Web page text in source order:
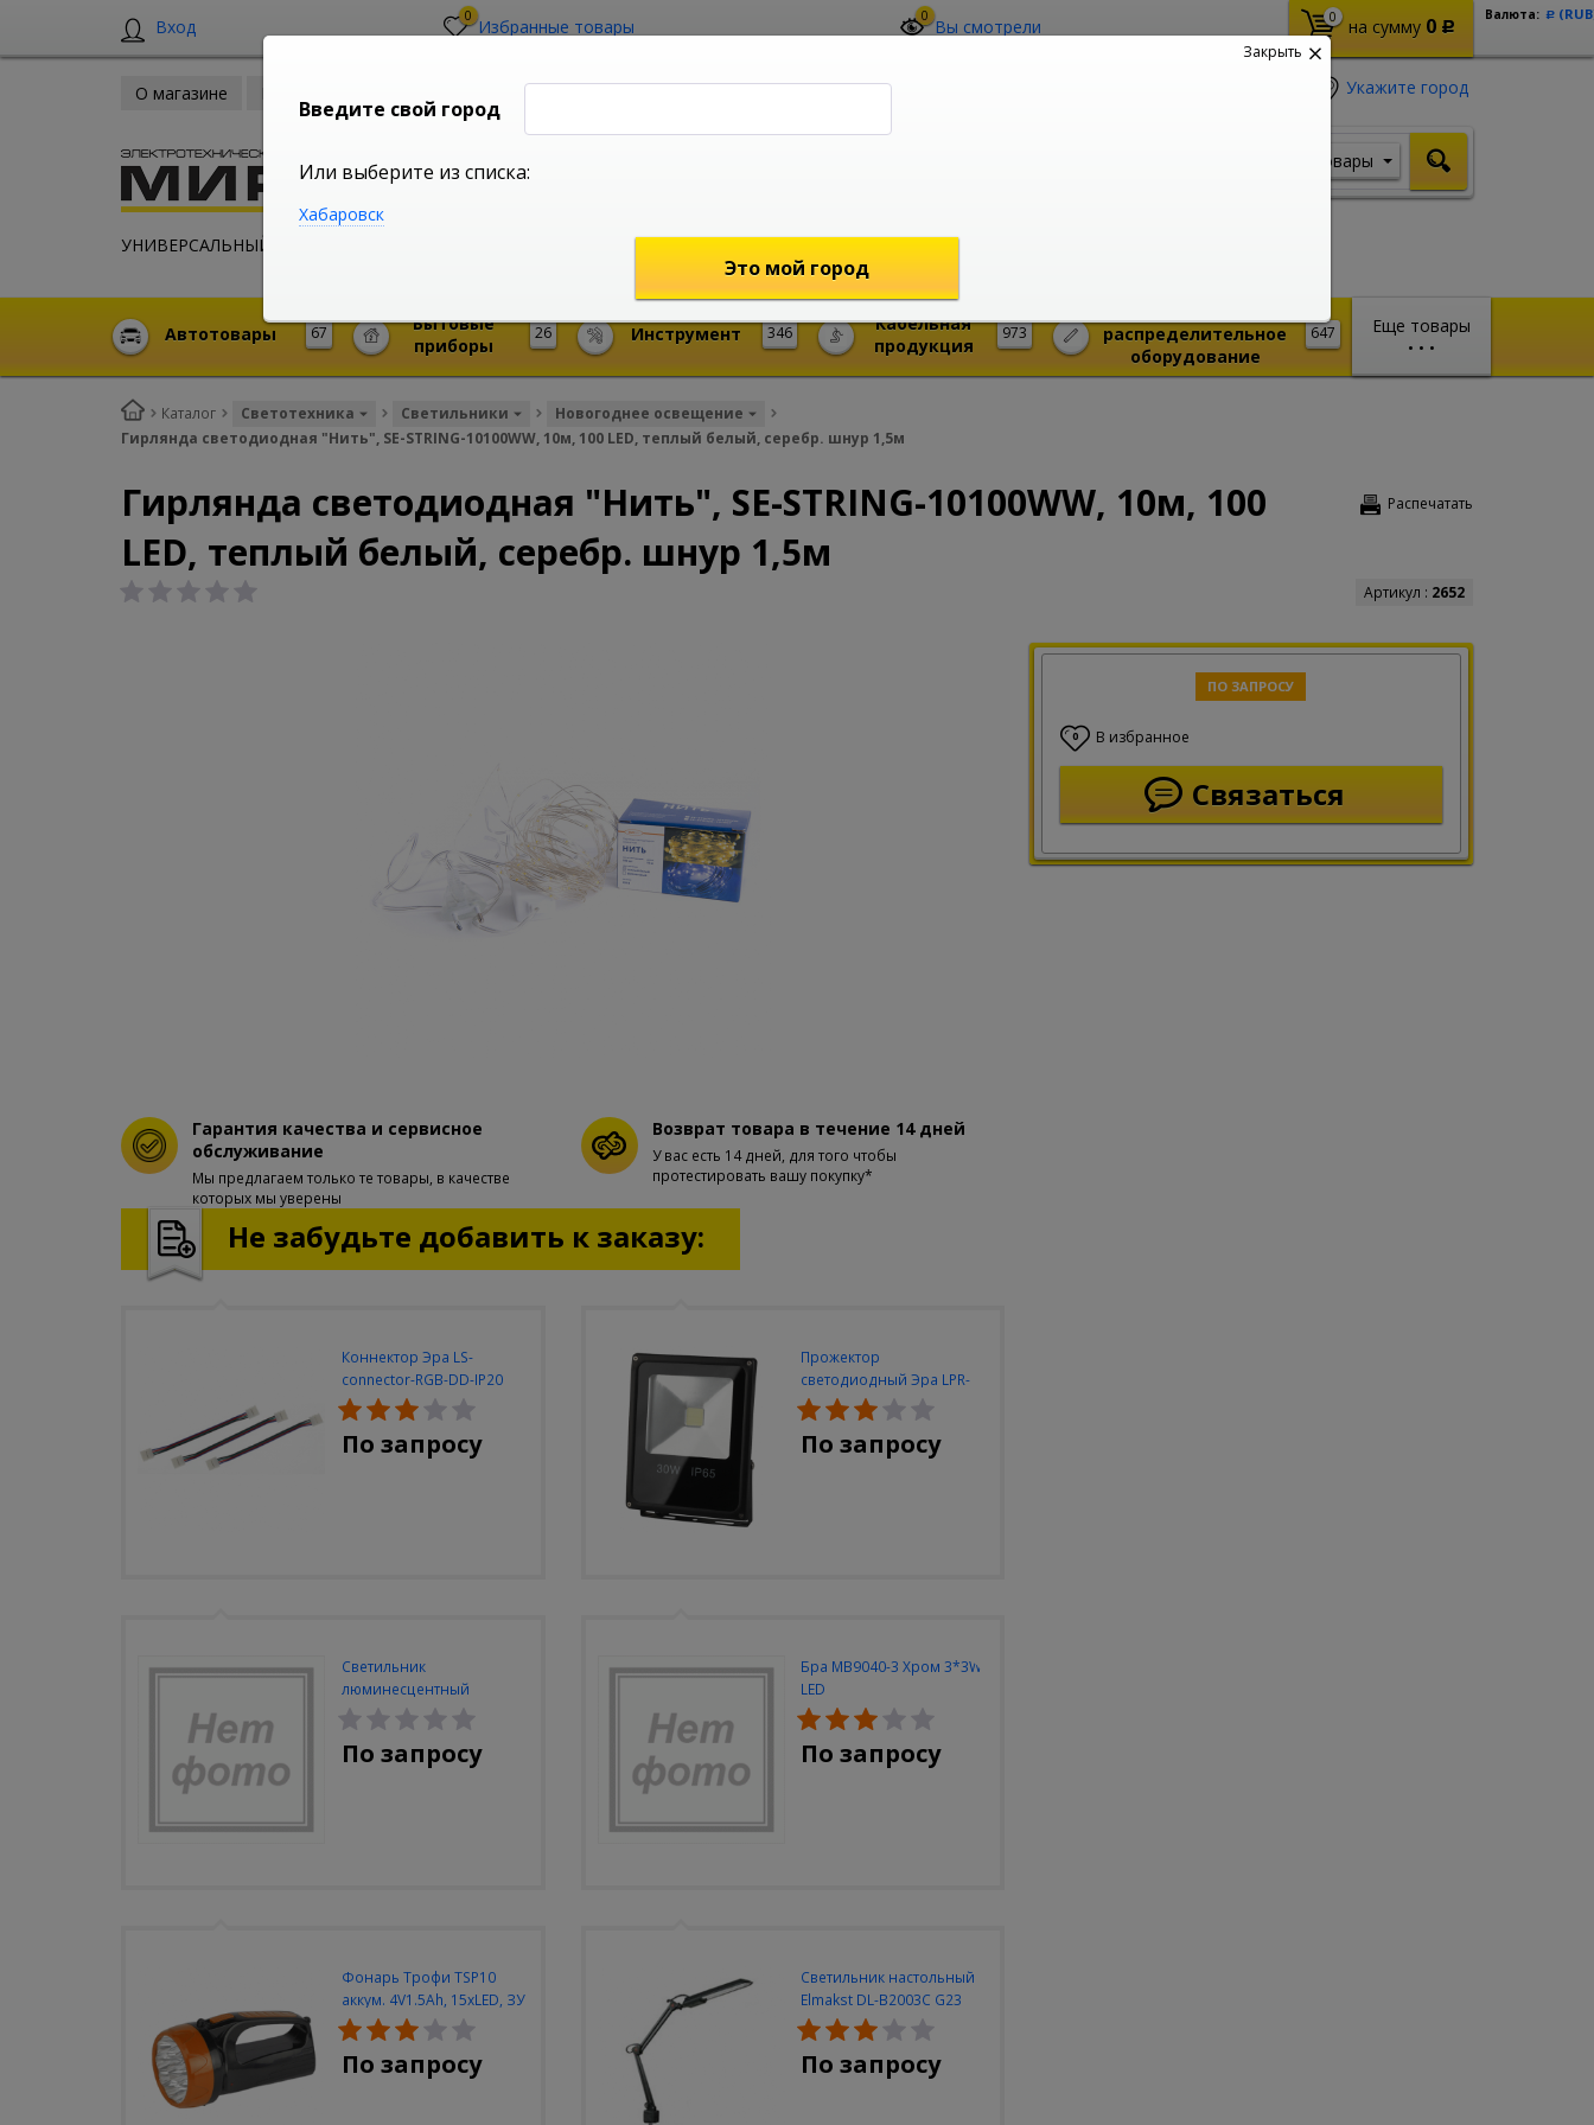
Вход 0 Избранные товары 0 Вы смотрели 0 на сумму 0 Р
Валюта: Р
О магазине
УНИВЕРСАЛЬНЫЙ ИНТЕРНЕТ МАГАЗИН
Укажите город
shop@mireks.ru
Товары
Еще товары
• • •
67
Автотовары 26
Бытовые
приборы
346
Инструмент 973
Кабельная
продукция
647
распределительное
оборудование
Каталог Светотехника Светильники
Новогоднее освещение
Гирлянда светодиодная "Нить", SE-STRING-10100WW, 10м, 100 LED, теплый белый, серебр. шнур 1,5м
Распечатать
Гирлянда светодиодная "Нить", SE-STRING-10100WW, 10м, 100
LED, теплый белый, серебр. шнур 1,5м
Артикул : 2652
ПО ЗАПРОСУ
0 В избранное
Связаться
Гарантия качества и сервисное
обслуживание
Мы предлагаем только те товары, в качестве
которых мы уверены
Возврат товара в течение 14 дней
У вас есть 14 дней, для того чтобы
протестировать вашу покупку*
Не забудьте добавить к заказу:
Коннектор Эра LS-
connector-RGB-DD-IP20
(3шт/уп)
По запросу
Прожектор
светодиодный Эра LPR-
30W-6500K-M
По запросу
Светильник
люминесцентный
Navigator NEL-A2-E130-T4-
840/WH
По запросу
Бра MB9040-3 Хром 3*3W
LED
По запросу
Фонарь Трофи TSP10
аккум. 4V1.5Ah, 15xLED, ЗУ
вилка 220V
По запросу
Светильник настольный
Elmakst DL-B2003C G23
черный струбцина
По запросу
Закрыть
Введите свой город
Или выберите из списка:
Хабаровск
Это мой город